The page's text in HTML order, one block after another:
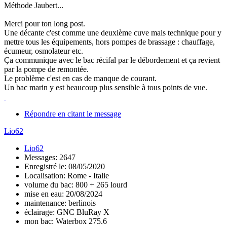
Méthode Jaubert...
Merci pour ton long post.
Une décante c'est comme une deuxième cuve mais technique pour y
mettre tous les équipements, hors pompes de brassage : chauffage,
écumeur, osmolateur etc.
Ça communique avec le bac récifal par le débordement et ça revient
par la pompe de remontée.
Le problème c'est en cas de manque de courant.
Un bac marin y est beaucoup plus sensible à tous points de vue.
Répondre en citant le message
Lio62
Lio62
Messages: 2647
Enregistré le: 08/05/2020
Localisation: Rome - Italie
volume du bac: 800 + 265 lourd
mise en eau: 20/08/2024
maintenance: berlinois
éclairage: GNC BluRay X
mon bac: Waterbox 275.6